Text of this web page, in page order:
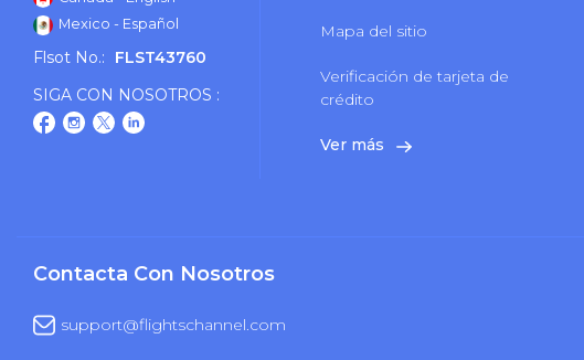
Mexico - Español
Flsot No.:
FLST43760
SIGA CON NOSOTROS :
Mapa del sitio
Verificación de tarjeta de
crédito
Ver más
Contacta Con Nosotros
support@flightschannel.com